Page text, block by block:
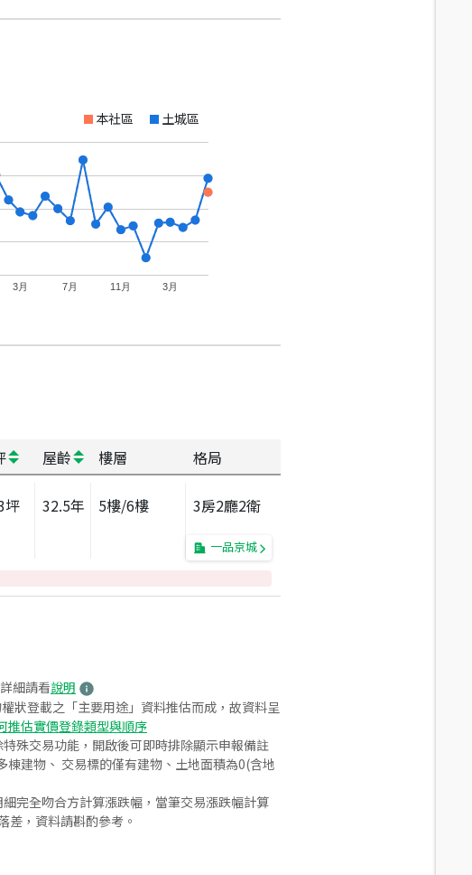
本社區 土城區
3月 7月 11月 3月
屋齡 樓層 格局
坪 32.5年 5樓/6樓 3房2廳2衛
一品京城
細請看說明
狀登載之「主要用途」資料推估而成，故資料呈
推估實價登錄類型與順序
殊交易功能，開啟後可即時排除顯示申報備註
建物、 交易標的僅有建物、土地面積為0(含地
完全吻合方計算漲跌幅，當筆交易漲跌幅計算
，資料請斟酌參考。